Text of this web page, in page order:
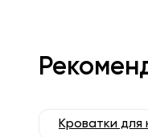
Кроватки